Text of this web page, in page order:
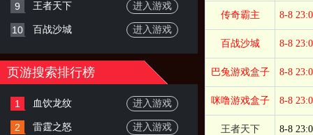
9 王者天下 进入游戏
10 百战沙城 进入游戏
页游搜索排行榜
1 血饮龙纹 进入游戏
2 雷霆之怒 进入游戏
传奇霸主 8-8
百战沙城 8-8
巴兔游戏盒子 8-8
咪噜游戏盒子 8-8
王者天下 8-8